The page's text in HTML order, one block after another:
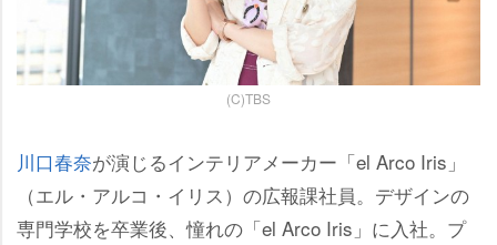
(C)TBS
川口春奈が演じるインテリアメーカー「el Arco Iris」
（エル・アルコ・イリス）の広報課社員。デザインの
専門学校を卒業後、憧れの「el Arco Iris」に入社。プ